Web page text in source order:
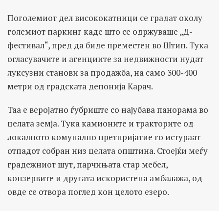
Поголемиот дел висококатници се градат околу
големиот паркинг каде што се одржуваше „Д-
фестивал“, пред да биде преместен во Штип. Тука
огласувачите и агенциите за недвижности нудат
луксузни станови за продажба, на само 300-400
метри од градската депонија Карач.
Таа е веројатно ѓубриште со најубава панорама во
целата земја. Тука камионите и тракторите од
локалното комунално претпријатие го истураат
отпадот собран низ целата општина. Стоејќи меѓу
градежниот шут, парчињата стар мебел,
конзервите и другата искористена амбалажа, од
овде се отвора поглед кон целото езеро.